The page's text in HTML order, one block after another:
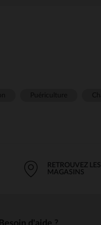
RETROUVEZ LES
MAGASINS